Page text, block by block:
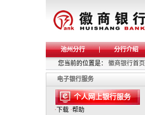
池州分行 分行介绍
您当前的位置是： 徽商银行首页
电子银行服务
个人网上银行服务
· 下载 ·帮助